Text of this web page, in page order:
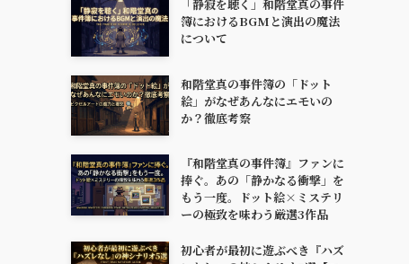
「静寂を聴く」和階堂真の事件
簿におけるBGMと演出の魔法
について
和階堂真の事件簿の「ドット
絵」がなぜあんなにエモいの
か？徹底考察
『和階堂真の事件簿』ファンに
捧ぐ。あの「静かなる衝撃」を
もう一度。ドット絵×ミステリ
ーの極致を味わう厳選3作品
初心者が最初に遊ぶべき『ハズ